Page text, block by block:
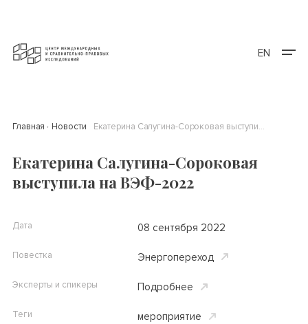
EN
Главная Новости Екатерина Салугина-Сороковая выступила на ВЭФ-2022
Екатерина Салугина-Сороковая
выступила на ВЭФ-2022
Дата 08 сентября 2022
Повестка Энергопереход
Эксперты и спикеры Подробнее
Теги
мероприятие